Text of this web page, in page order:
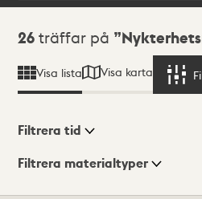
Sökresultat
26 träffar på
Visa lista Visa karta
Visningsläge
Filtrera tid
Filtrera materialtyper